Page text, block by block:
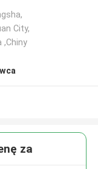
City,
,Chiny
za